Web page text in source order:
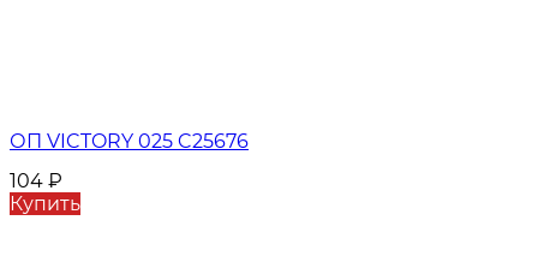
ОП VICTORY 025 C25676
104 ₽
Купить